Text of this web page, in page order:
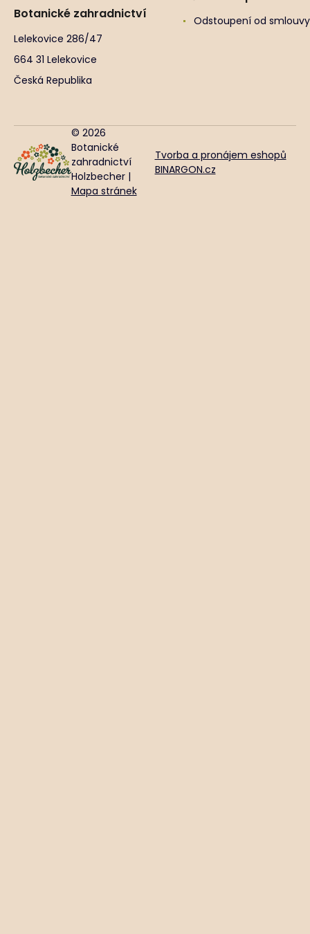
Botanické zahradnictví
Lelekovice 286/47
664 31 Lelekovice
Česká Republika
Odstoupení od smlouvy
© 2026
Botanické
zahradnictví
Holzbecher |
Mapa stránek
Tvorba a pronájem eshopů
BINARGON.cz